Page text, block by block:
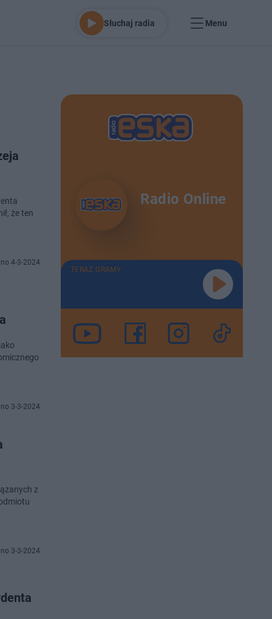
Słuchaj radia Menu
że ten
4-3-2024
3-3-2024
z
3-3-2024
Radio Online
TERAZ GRAMY